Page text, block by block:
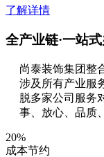
了解详情
全产业链·一站
尚泰装饰集团整
涉及所有产业服
脱多家公司服务
事、放心、品质
20%
成本节约